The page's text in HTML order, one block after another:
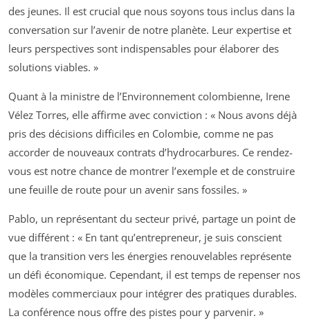
des jeunes. Il est crucial que nous soyons tous inclus dans la
conversation sur l’avenir de notre planète. Leur expertise et
leurs perspectives sont indispensables pour élaborer des
solutions viables. »
Quant à la ministre de l’Environnement colombienne, Irene
Vélez Torres, elle affirme avec conviction : « Nous avons déjà
pris des décisions difficiles en Colombie, comme ne pas
accorder de nouveaux contrats d’hydrocarbures. Ce rendez-
vous est notre chance de montrer l’exemple et de construire
une feuille de route pour un avenir sans fossiles. »
Pablo, un représentant du secteur privé, partage un point de
vue différent : « En tant qu’entrepreneur, je suis conscient
que la transition vers les énergies renouvelables représente
un défi économique. Cependant, il est temps de repenser nos
modèles commerciaux pour intégrer des pratiques durables.
La conférence nous offre des pistes pour y parvenir. »